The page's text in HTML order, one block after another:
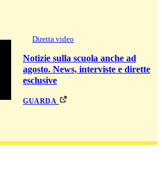
Diretta video
Notizie sulla scuola anche ad
agosto. News, interviste e dirette
esclusive
guarda